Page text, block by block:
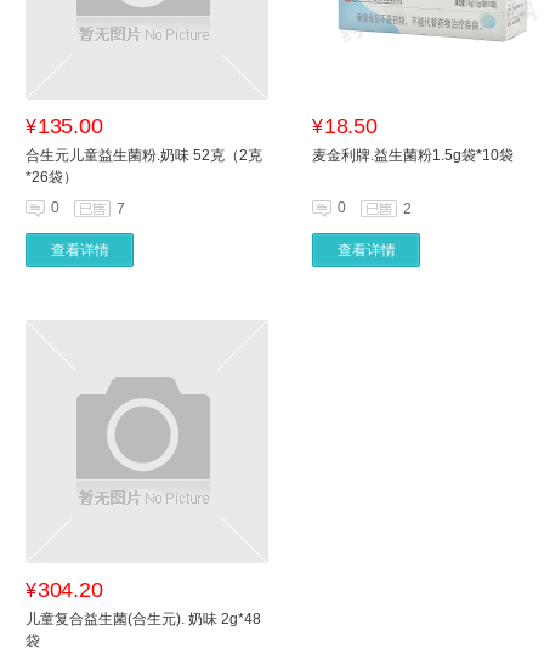
¥135.00
合生元儿童益生菌粉.奶味 52克（2克
*26袋）
0
7
查看详情
¥18.50
麦金利牌.益生菌粉1.5g袋*10袋
0 2
查看详情
¥304.20
儿童复合益生菌(合生元). 奶味 2g*48
袋